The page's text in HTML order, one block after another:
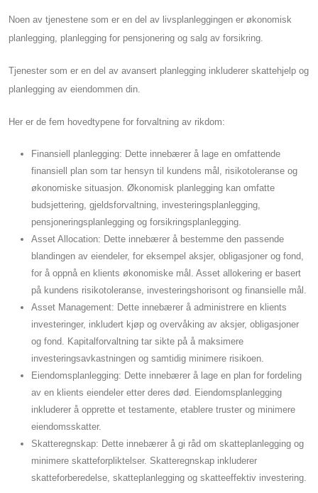
Noen av tjenestene som er en del av livsplanleggingen er økonomisk
planlegging, planlegging for pensjonering og salg av forsikring.
Tjenester som er en del av avansert planlegging inkluderer skattehjelp og
planlegging av eiendommen din.
Her er de fem hovedtypene for forvaltning av rikdom:
Finansiell planlegging: Dette innebærer å lage en omfattende
finansiell plan som tar hensyn til kundens mål, risikotoleranse og
økonomiske situasjon. Økonomisk planlegging kan omfatte
budsjettering, gjeldsforvaltning, investeringsplanlegging,
pensjoneringsplanlegging og forsikringsplanlegging.
Asset Allocation: Dette innebærer å bestemme den passende
blandingen av eiendeler, for eksempel aksjer, obligasjoner og fond,
for å oppnå en klients økonomiske mål. Asset allokering er basert
på kundens risikotoleranse, investeringshorisont og finansielle mål.
Asset Management: Dette innebærer å administrere en klients
investeringer, inkludert kjøp og overvåking av aksjer, obligasjoner
og fond. Kapitalforvaltning tar sikte på å maksimere
investeringsavkastningen og samtidig minimere risikoen.
Eiendomsplanlegging: Dette innebærer å lage en plan for fordeling
av en klients eiendeler etter deres død. Eiendomsplanlegging
inkluderer å opprette et testamente, etablere truster og minimere
eiendomsskatter.
Skatteregnskap: Dette innebærer å gi råd om skatteplanlegging og
minimere skatteforpliktelser. Skatteregnskap inkluderer
skatteforberedelse, skatteplanlegging og skatteeffektiv investering.